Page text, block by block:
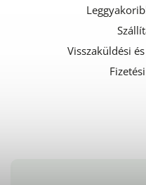
Visszaküldési